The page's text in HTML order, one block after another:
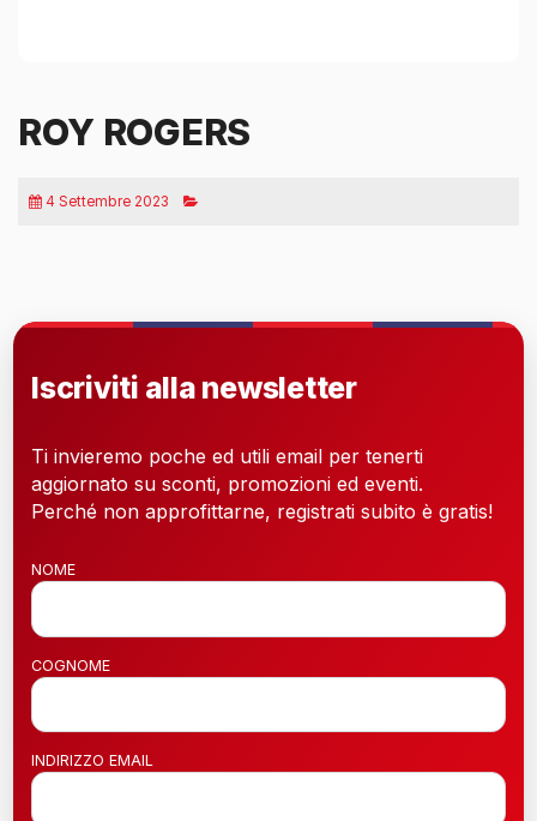
ROY ROGERS
4 Settembre 2023
Iscriviti alla newsletter
Ti invieremo poche ed utili email per tenerti
aggiornato su sconti, promozioni ed eventi.
Perché non approfittarne, registrati subito è gratis!
NOME
COGNOME
INDIRIZZO EMAIL